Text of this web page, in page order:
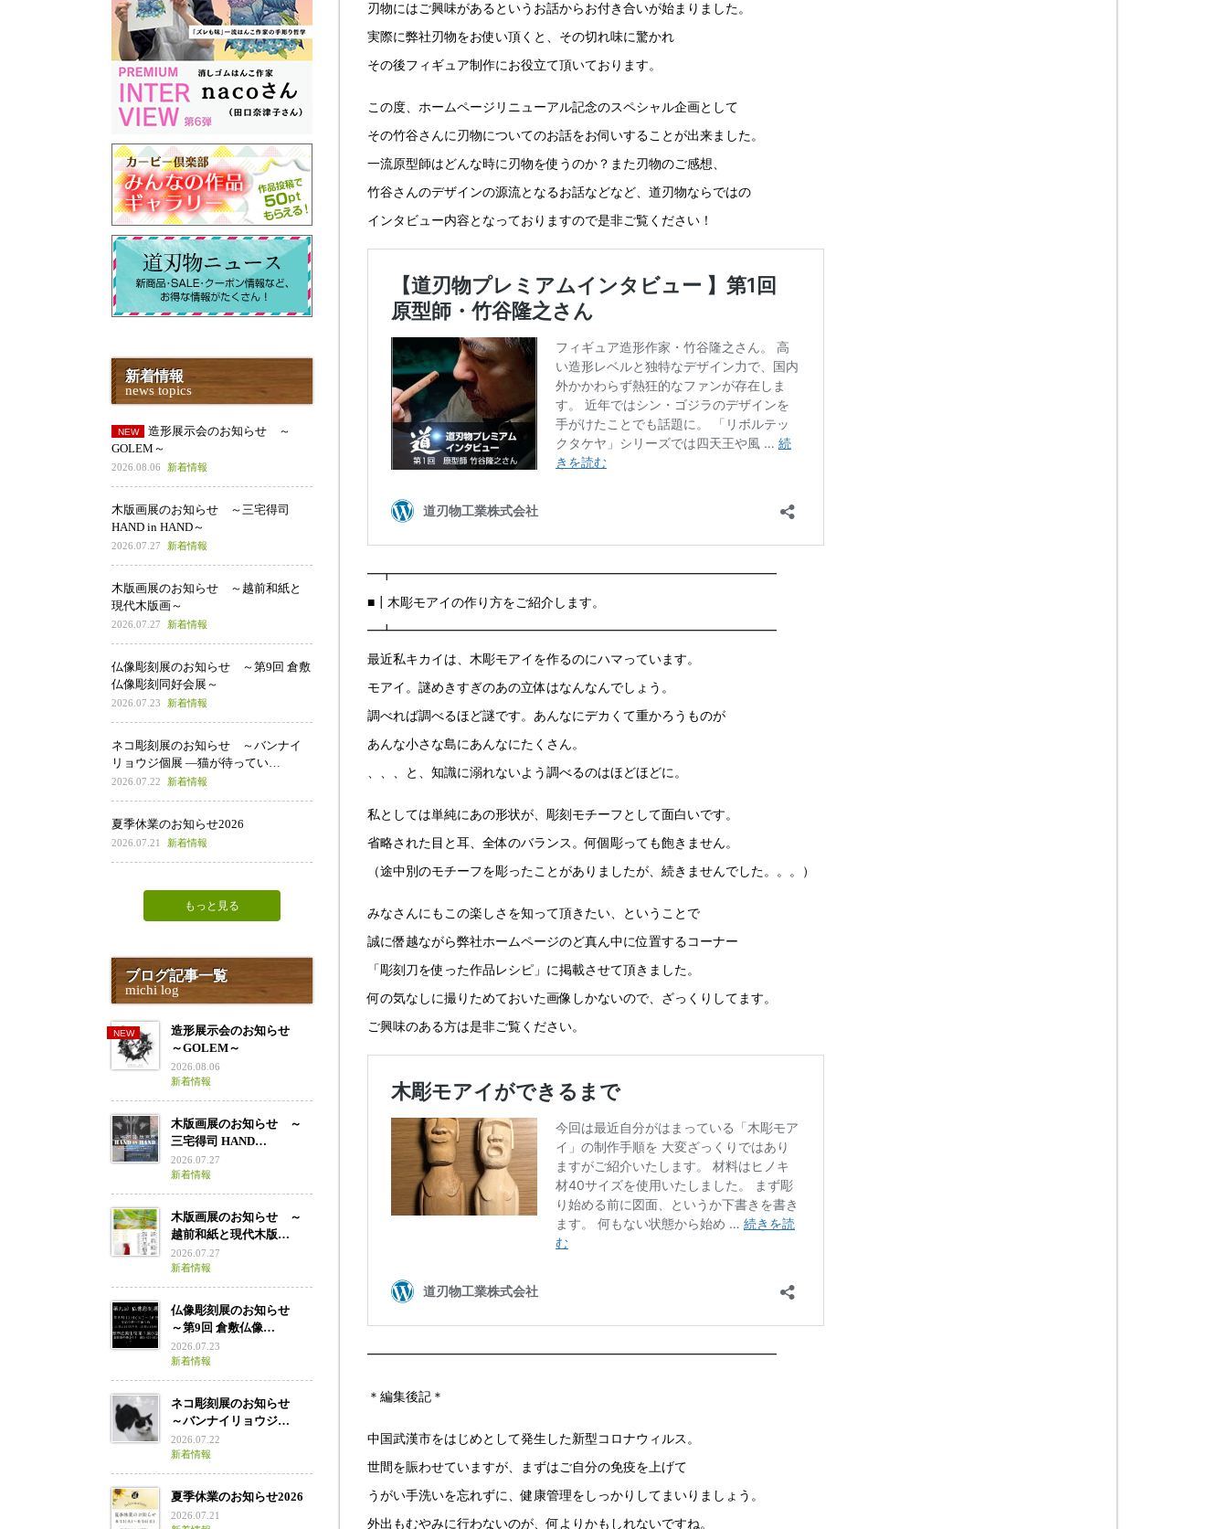
刃物にはご興味があるというお話からお付き合いが始まりました。
実際に弊社刃物をお使い頂くと、その切れ味に驚かれ
その後フィギュア制作にお役立て頂いております。
この度、ホームページリニューアル記念のスペシャル企画として
その竹谷さんに刃物についてのお話をお伺いすることが出来ました。
一流原型師はどんな時に刃物を使うのか？また刃物のご感想、
竹谷さんのデザインの源流となるお話などなど、道刃物ならではの
インタビュー内容となっておりますので是非ご覧ください！
━┳━━━━━━━━━━━━━━━━━━━━━━━━━━━━━━
■┃木彫モアイの作り方をご紹介します。
━┻━━━━━━━━━━━━━━━━━━━━━━━━━━━━━━
最近私キカイは、木彫モアイを作るのにハマっています。
モアイ。謎めきすぎのあの立体はなんなんでしょう。
調べれば調べるほど謎です。あんなにデカくて重かろうものが
あんな小さな島にあんなにたくさん。
、、、と、知識に溺れないよう調べるのはほどほどに。
私としては単純にあの形状が、彫刻モチーフとして面白いです。
省略された目と耳、全体のバランス。何個彫っても飽きません。
（途中別のモチーフを彫ったことがありましたが、続きませんでした。。。）
みなさんにもこの楽しさを知って頂きたい、ということで
誠に僭越ながら弊社ホームページのど真ん中に位置するコーナー
「彫刻刀を使った作品レシピ」に掲載させて頂きました。
何の気なしに撮りためておいた画像しかないので、ざっくりしてます。
ご興味のある方は是非ご覧ください。
━━━━━━━━━━━━━━━━━━━━━━━━━━━━━━━━
＊編集後記＊
中国武漢市をはじめとして発生した新型コロナウィルス。
世間を賑わせていますが、まずはご自分の免疫を上げて
うがい手洗いを忘れずに、健康管理をしっかりしてまいりましょう。
外出もむやみに行わないのが、何よりかもしれないですね。
新着情報
news topics
造形展示会のお知らせ ～
GOLEM～
2026.08.06 新着情報
木版画展のお知らせ ～三宅得司
HAND in HAND～
2026.07.27 新着情報
木版画展のお知らせ ～越前和紙と
現代木版画～
2026.07.27 新着情報
仏像彫刻展のお知らせ ～第9回 倉敷
仏像彫刻同好会展～
2026.07.23 新着情報
ネコ彫刻展のお知らせ ～バンナイ
リョウジ個展 ―猫が待ってい…
2026.07.22 新着情報
夏季休業のお知らせ2026
2026.07.21 新着情報
もっと見る
ブログ記事一覧
michi log
造形展示会のお知らせ
～GOLEM～
2026.08.06
新着情報
木版画展のお知らせ ～
三宅得司 HAND…
2026.07.27
新着情報
木版画展のお知らせ ～
越前和紙と現代木版…
2026.07.27
新着情報
仏像彫刻展のお知らせ
～第9回 倉敷仏像…
2026.07.23
新着情報
ネコ彫刻展のお知らせ
～バンナイリョウジ…
2026.07.22
新着情報
夏季休業のお知らせ2026
2026.07.21